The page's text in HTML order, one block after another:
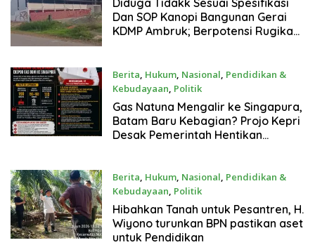
Diduga Tidakk Sesuai Spesifikasi
Dan SOP Kanopi Bangunan Gerai
KDMP Ambruk; Berpotensi Rugikan
Berita, Hukum, Nasional, Pendidikan &
Kebudayaan, Politik
14 Juni 2026
Gas Natuna Mengalir ke Singapura,
Batam Baru Kebagian? Projo Kepri
Desak Pemerintah Hentikan
Berita, Hukum, Nasional, Pendidikan &
Kebudayaan, Politik
12 Juni 2026
Hibahkan Tanah untuk Pesantren, H.
Wiyono turunkan BPN pastikan aset
untuk Pendidikan